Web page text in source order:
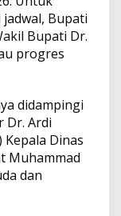
r
e
Bupati
Bupati Dr.
progres
didampingi
Dr. Ardi
Dinas
Muhammad
dan